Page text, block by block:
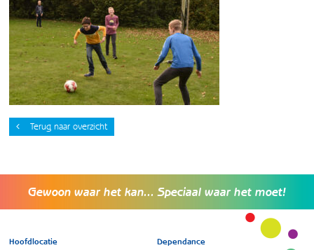
Terug naar overzicht
Gewoon waar het kan... Speciaal waar het moet!
Hoofdlocatie Dependance